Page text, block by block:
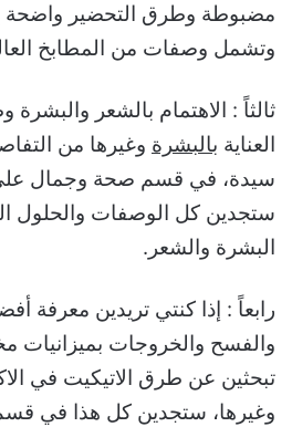
مضبوطة وطرق التحضير واضحة
وتشمل وصفات من المطابخ
ثالثاً : الاهتمام بالشعر
العناية بالبشرة وغيرها من
سيدة، في قسم صحة وجمال
ستجدين كل الوصفات والحلول
البشرة والشعر.
رابعاً : إذا كنتي تريدين معرفة
والفسح والخروجات بميزانيات
تبحثين عن طرق الاتيكيت في
وغيرها، ستجدين كل هذا في